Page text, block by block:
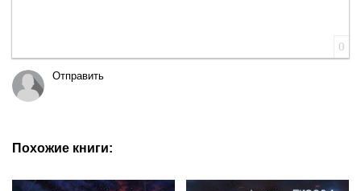
0
Отправить
Похожие книги: